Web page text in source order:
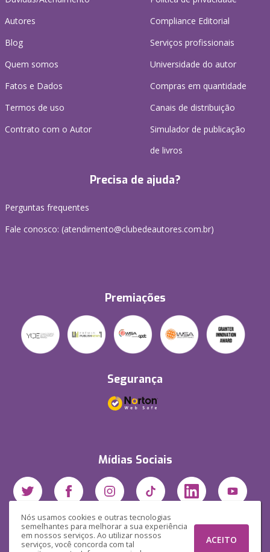
Nós usamos cookies e outras tecnologias
semelhantes para melhorar a sua experiência
em nossos serviços. Ao utilizar nossos
serviços, você concorda com tal
ACEITO
Autores
Blog
Quem somos
Fatos e Dados
Termos de uso
Contrato com o Autor
Compliance Editorial
Serviços profissionais
Universidade do autor
Compras em quantidade
Canais de distribuição
Simulador de publicação
de livros
Precisa de ajuda?
Perguntas frequentes
Fale conosco: (atendimento@clubedeautores.com.br)
Premiações
Segurança
Mídias Sociais